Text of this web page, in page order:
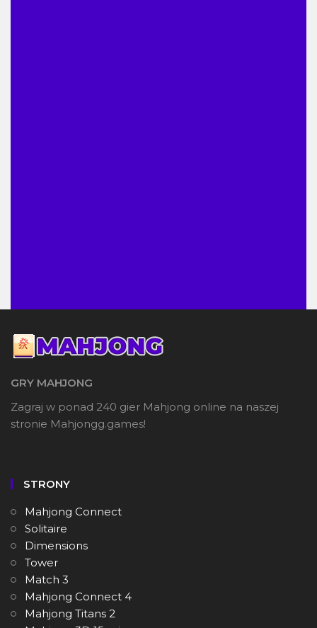
GRY MAHJONG
Zagraj w ponad 240 gier Mahjong online na naszej
stronie Mahjongg.games!
STRONY
Mahjong Connect
Solitaire
Dimensions
Tower
Match 3
Mahjong Connect 4
Mahjong Titans 2